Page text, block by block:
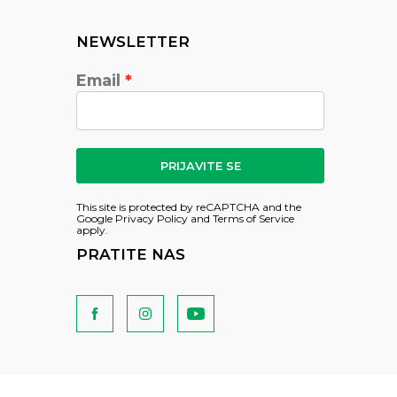
NEWSLETTER
Email
PRIJAVITE SE
This site is protected by reCAPTCHA and the
Google Privacy Policy and Terms of Service
apply.
PRATITE NAS